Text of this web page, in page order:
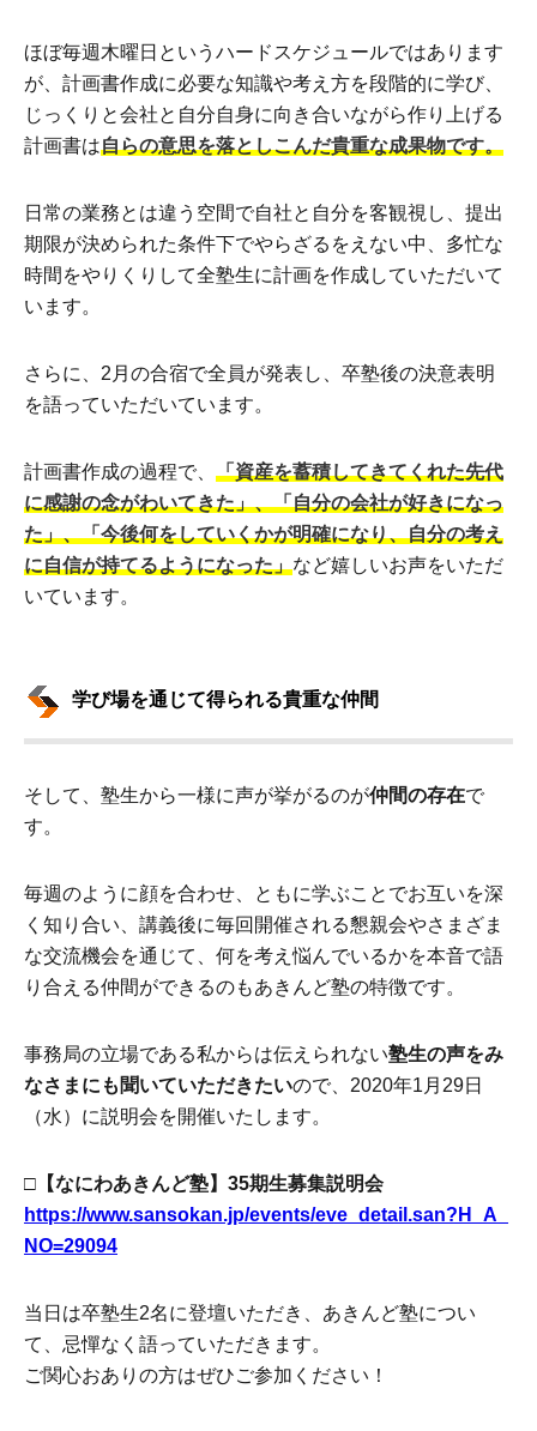
ほぼ毎週木曜日というハードスケジュールではあります
が、計画書作成に必要な知識や考え方を段階的に学び、
じっくりと会社と自分自身に向き合いながら作り上げる
計画書は自らの意思を落としこんだ貴重な成果物です。
日常の業務とは違う空間で自社と自分を客観視し、提出
期限が決められた条件下でやらざるをえない中、多忙な
時間をやりくりして全塾生に計画を作成していただいて
います。
さらに、2月の合宿で全員が発表し、卒塾後の決意表明
を語っていただいています。
計画書作成の過程で、 「資産を蓄積してきてくれた先代
に感謝の念がわいてきた」、「自分の会社が好きになっ
た」、「今後何をしていくかが明確になり、自分の考え
に自信が持てるようになった」など嬉しいお声をいただ
いています。
学び場を通じて得られる貴重な仲間
そして、塾生から一様に声が挙がるのが仲間の存在で
す。
毎週のように顔を合わせ、ともに学ぶことでお互いを深
く知り合い、講義後に毎回開催される懇親会やさまざま
な交流機会を通じて、何を考え悩んでいるかを本音で語
り合える仲間ができるのもあきんど塾の特徴です。
事務局の立場である私からは伝えられない塾生の声をみ
なさまにも聞いていただきたいので、2020年1月29日
（水）に説明会を開催いたします。
□【なにわあきんど塾】35期生募集説明会
https://www.sansokan.jp/events/eve_detail.san?H_A_
NO=29094
当日は卒塾生2名に登壇いただき、あきんど塾につい
て、忌憚なく語っていただきます。
ご関心おありの方はぜひご参加ください！